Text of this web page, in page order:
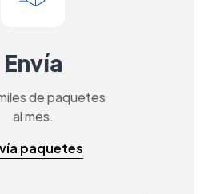
Envía
de paquetes
al mes.
paquetes